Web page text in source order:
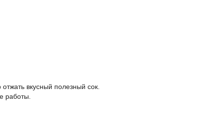
вкусный полезный сок.
работы.